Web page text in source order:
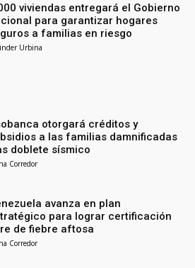
viviendas entregará el Gobierno
para garantizar hogares
a familias en riesgo
Urbina
otorgará créditos y
a las familias damnificadas
doblete sísmico
Corredor
avanza en plan
para lograr certificación
de fiebre aftosa
Corredor